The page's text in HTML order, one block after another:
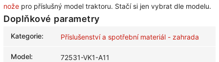
nože pro příslušný model traktoru. Stačí si jen vybrat dle modelu.
Doplňkové parametry
Kategorie: Příslušenství a spotřební materiál - zahrada
Model: 72531-VK1-A11